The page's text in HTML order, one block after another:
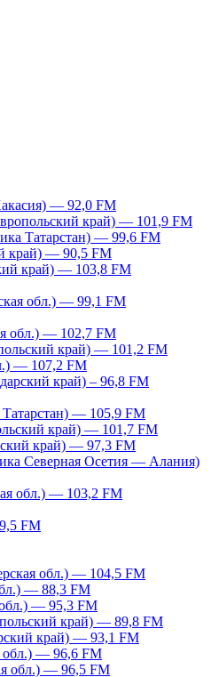
— 92,0 FM
край) — 101,9 FM
Татарстан) — 99,6 FM
край) — 90,5 FM
край) — 103,8 FM
обл.) — 99,1 FM
обл.) — 102,7 FM
край) — 101,2 FM
— 107,2 FM
край) – 96,8 FM
Татарстан) — 105,9 FM
край) — 101,7 FM
край) — 97,3 FM
Северная Осетия — Алания)
обл.) — 103,2 FM
FM
обл.) — 104,5 FM
— 88,3 FM
— 95,3 FM
край) — 89,8 FM
край) — 93,1 FM
обл.) — 96,6 FM
обл.) — 96,5 FM